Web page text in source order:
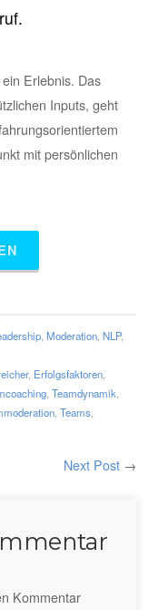
Erlebnis. Das
Inputs, geht
mit persönlichen
Moderation NLP,
, Erfolgsfaktoren
Teamdynamik
Teams
Next Post →
Kommentar